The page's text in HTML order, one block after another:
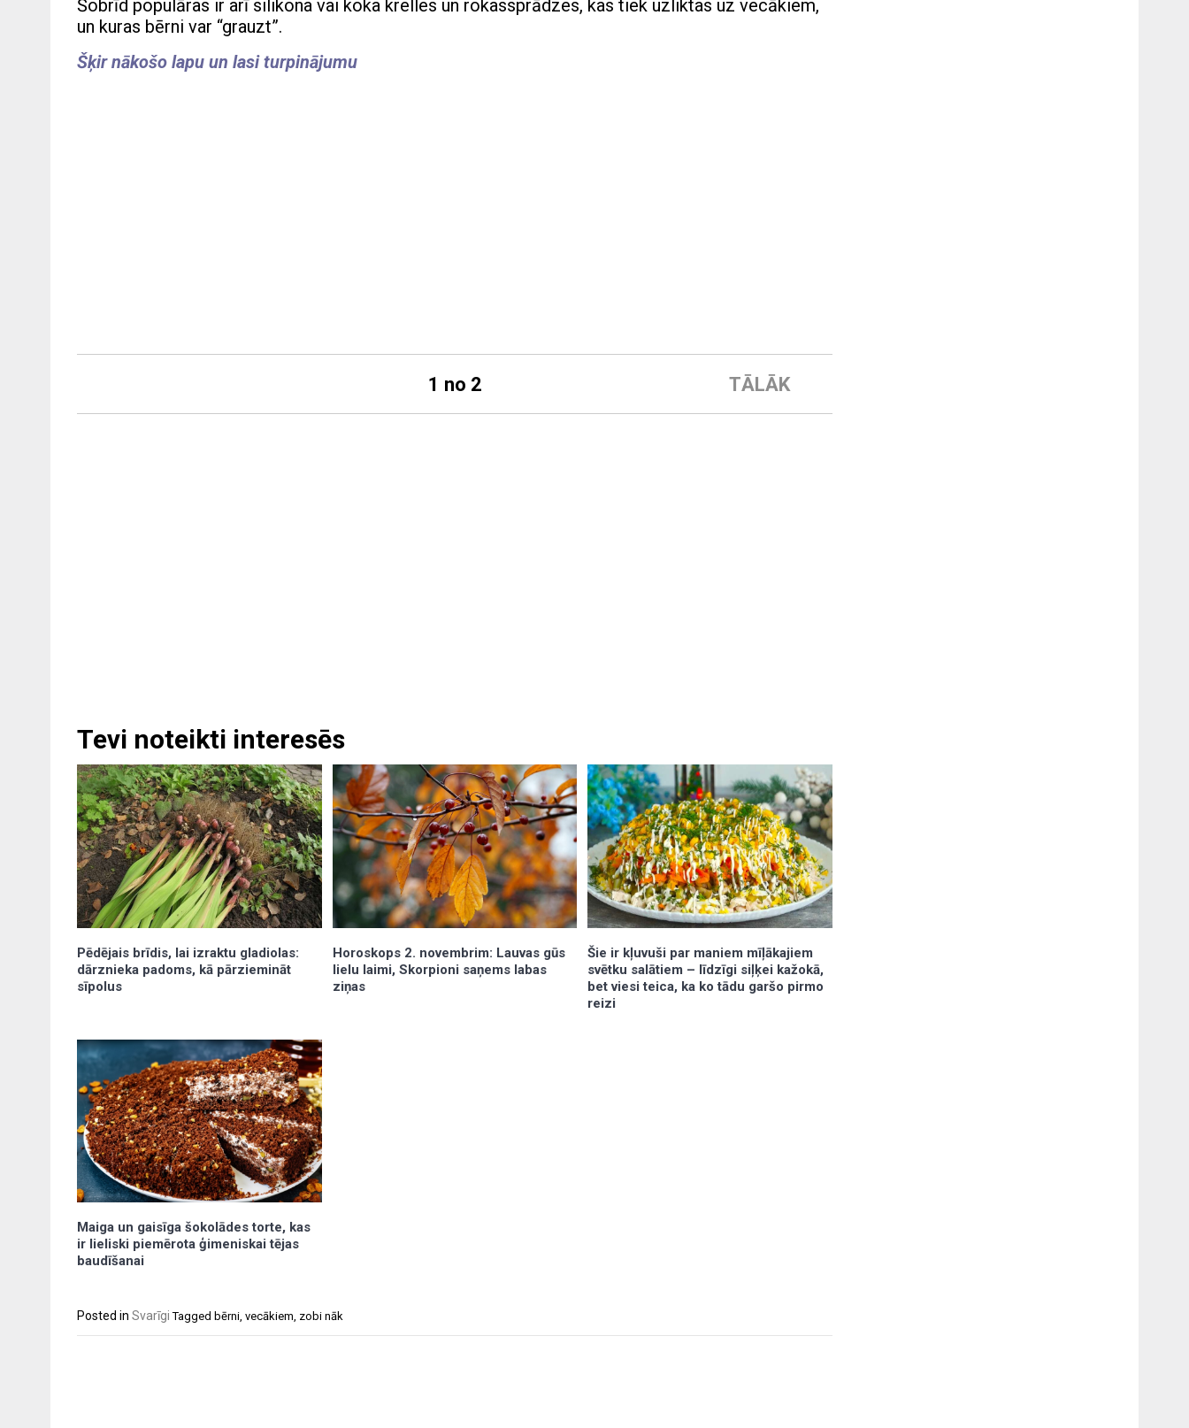
Šobrīd populāras ir arī silikona vai koka krelles un rokassprādzes, kas tiek uzliktas uz vecākiem,
un kuras bērni var “grauzt”.
Šķir nākošo lapu un lasi turpinājumu
TĀLĀK
1 no 2
Tevi noteikti interesēs
Pēdējais brīdis, lai izraktu gladiolas:
dārznieka padoms, kā pārziemināt
sīpolus
Horoskops 2. novembrim: Lauvas gūs
lielu laimi, Skorpioni saņems labas
ziņas
Šie ir kļuvuši par maniem mīļākajiem
svētku salātiem – līdzīgi siļķei kažokā,
bet viesi teica, ka ko tādu garšo pirmo
reizi
Maiga un gaisīga šokolādes torte, kas
ir lieliski piemērota ģimeniskai tējas
baudīšanai
Posted in Svarīgi Tagged bērni vecākiem zobi nāk